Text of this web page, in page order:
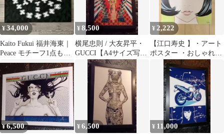
¥34,000
Kaito Fukui 福井海東｜
Peace モチーフ1点もの
キャンバス
¥8,500
横尾忠則 / 大友昇平・
GUCCI【A4サイズ写真
ポスター額装付き３点
セット】
¥ 2,222
【江口寿史 】・アート
ポスター ・おしゃれイ
ンテリア ・モダンデザ
イン
¥6,500 ¥6,500 ¥ 11,000